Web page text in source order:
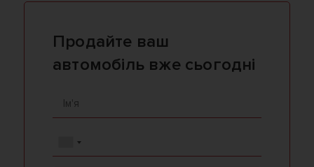
Продайте ваш
автомобіль вже сьогодні